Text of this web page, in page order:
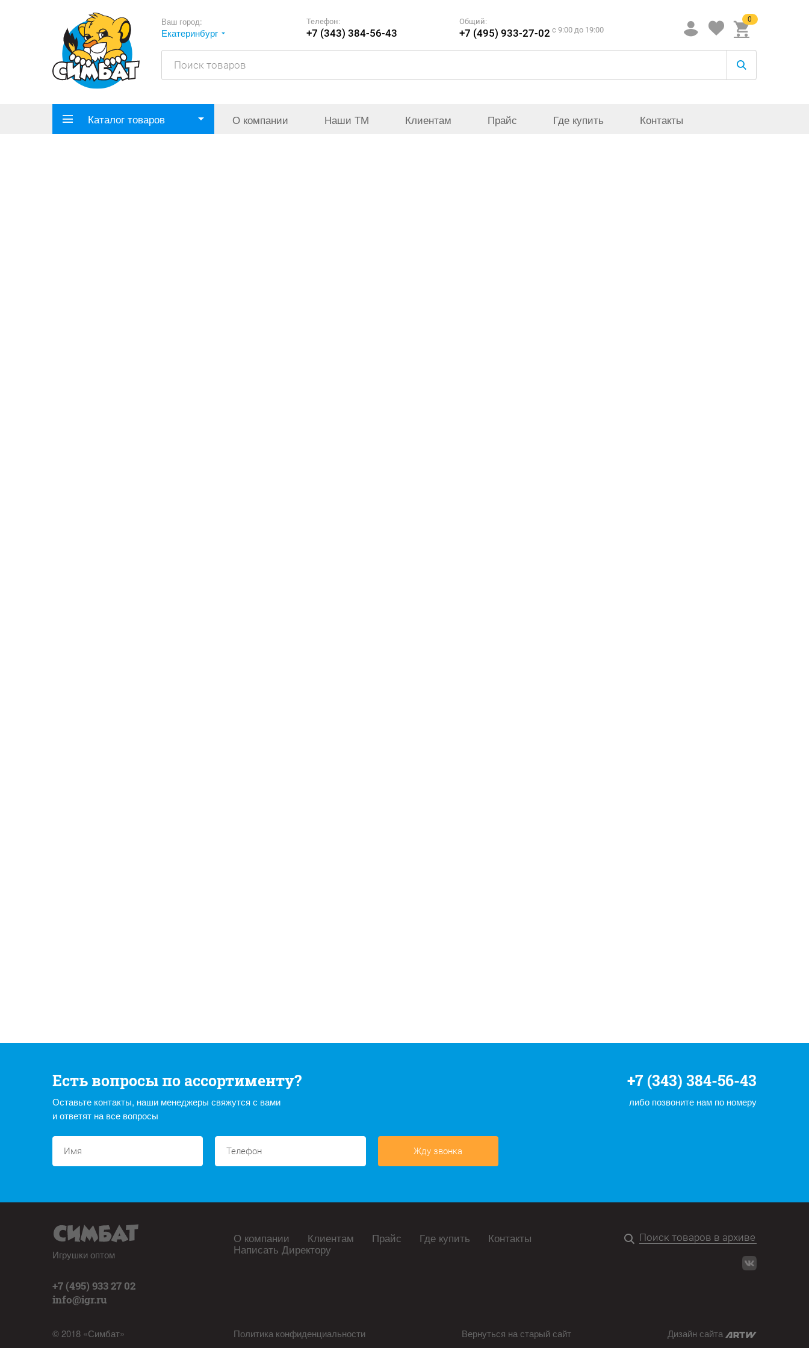
Ваш город:
Екатеринбург
Телефон:
+7 (343) 384-56-43
Общий:
+7 (495) 933-27-02 c 9:00 до 19:00
0
Каталог товаров О компании Наши ТМ Клиентам Прайс Где купить Контакты
Есть вопросы по ассортименту?
Оставьте контакты, наши менеджеры свяжутся с вами
и ответят на все вопросы
+7 (343) 384-56-43
либо позвоните нам по номеру
Жду звонка
Игрушки оптом
+7 (495) 933 27 02
info@igr.ru
© 2018 «Симбат»
О компании Клиентам Прайс Где купить Контакты
Написать Директору
Политика конфиденциальности Вернуться на старый сайт Дизайн сайта